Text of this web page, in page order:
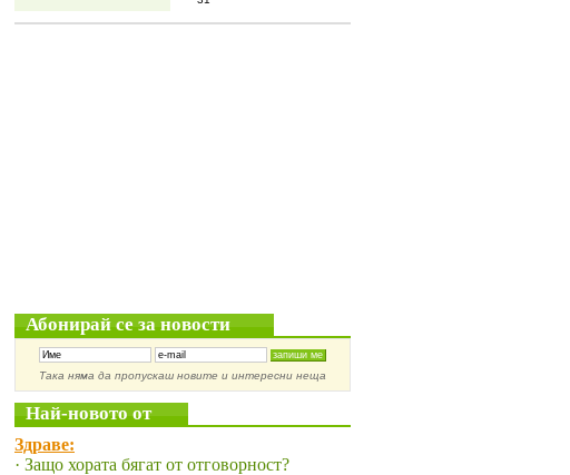
Абонирай се за новости
Така няма да пропускаш новите и интересни неща
Най-новото от
Здраве:
· Защо хората бягат от отговорност?